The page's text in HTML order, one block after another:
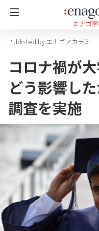
エナゴアカデミー
コロナ禍が
どう影響し
調査を実施